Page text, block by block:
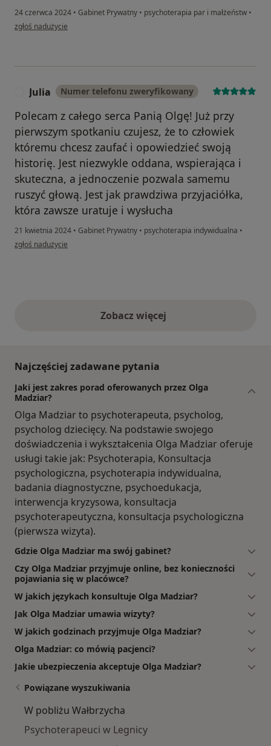
24 czerwca 2024 • Gabinet Prywatny • psychoterapia par i małżeństw •
w opinii użytkownika Anonimka
zgłoś nadużycie
Julia Numer telefonu zweryfikowany
Polecam z całego serca Panią Olgę! Już przy
pierwszym spotkaniu czujesz, że to człowiek
któremu chcesz zaufać i opowiedzieć swoją
historię. Jest niezwykle oddana, wspierająca i
skuteczna, a jednoczenie pozwala samemu
ruszyć głową. Jest jak prawdziwa przyjaciółka,
która zawsze uratuje i wysłucha
21 kwietnia 2024 • Gabinet Prywatny • psychoterapia indywidualna •
w opinii użytkownika Julia
zgłoś nadużycie
Zobacz więcejopinie powyżej
Najczęściej zadawane pytania
Jaki jest zakres porad oferowanych przez Olga
Madziar?
Olga Madziar to psychoterapeuta, psycholog,
psycholog dziecięcy. Na podstawie swojego
doświadczenia i wykształcenia Olga Madziar oferuje
usługi takie jak: Psychoterapia, Konsultacja
psychologiczna, psychoterapia indywidualna,
badania diagnostyczne, psychoedukacja,
interwencja kryzysowa, konsultacja
psychoterapeutyczna, konsultacja psychologiczna
(pierwsza wizyta).
Gdzie Olga Madziar ma swój gabinet?
Czy Olga Madziar przyjmuje online, bez konieczności
pojawiania się w placówce?
W jakich językach konsultuje Olga Madziar?
Jak Olga Madziar umawia wizyty?
W jakich godzinach przyjmuje Olga Madziar?
Olga Madziar: co mówią pacjenci?
Jakie ubezpieczenia akceptuje Olga Madziar?
Powiązane wyszukiwania
W pobliżu Wałbrzycha
Psychoterapeuci w Legnicy